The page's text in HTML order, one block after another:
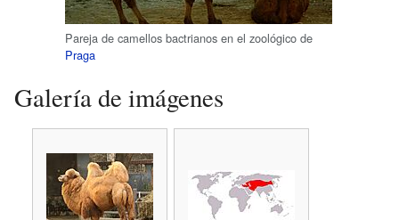
Pareja de camellos bactrianos en el zoológico de
Praga
Galería de imágenes